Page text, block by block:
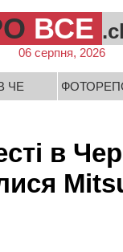
ВСЕ
06 серпня, 2026
ЧЕ
в